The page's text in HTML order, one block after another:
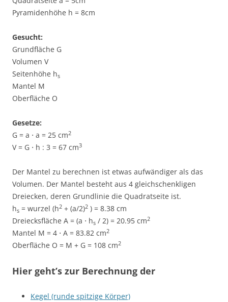
Pyramidenhöhe h = 8cm
Gesucht:
Grundfläche G
Volumen V
Seitenhöhe hs
Mantel M
Oberfläche O
Gesetze:
G = a ⋅ a = 25 cm2
V = G ⋅ h : 3 = 67 cm3
Der Mantel zu berechnen ist etwas aufwändiger als das
Volumen. Der Mantel besteht aus 4 gleichschenkligen
Dreiecken, deren Grundlinie die Quadratseite ist.
hs = wurzel (h2 + (a/2)2 ) = 8.38 cm
Dreiecksfläche A = (a ⋅ hs / 2) = 20.95 cm2
Mantel M = 4 ⋅ A = 83.82 cm2
Oberfläche O = M + G = 108 cm2
Hier geht’s zur Berechnung der
Kegel (runde spitzige Körper)